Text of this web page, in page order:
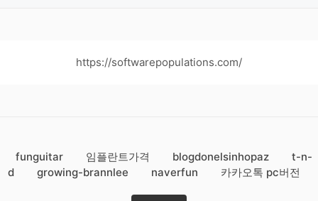
https://softwarepopulations.com/
funguitar 임플란트가격 blogdonelsinhopaz
t-n-
d
growing-brannlee naverfun 카카오톡 pc버전